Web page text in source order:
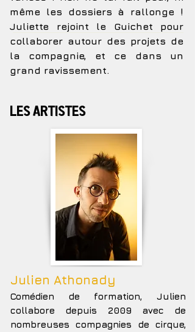
même les dossiers à rallonge !
Juliette rejoint le Guichet pour
collaborer autour des projets de
la compagnie, et ce dans un
grand ravissement.
Les artistes
Julien Athonady
Comédien de formation, Julien
collabore depuis 2009 avec de
nombreuses compagnies de cirque,